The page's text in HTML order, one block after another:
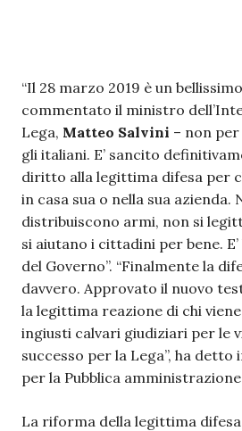
“Il 28 marzo 2019 è un
commentato il ministro
Lega, Matteo Salvini – non
gli italiani. E’ sancito
diritto alla legittima difesa per
in casa sua o nella sua azienda.
distribuiscono armi, non si
si aiutano i cittadini per bene.
del Governo”. “Finalmente la
davvero. Approvato il nuovo
la legittima reazione di chi
ingiusti calvari giudiziari per le
successo per la Lega”, ha
per la Pubblica
La riforma della legittima difesa